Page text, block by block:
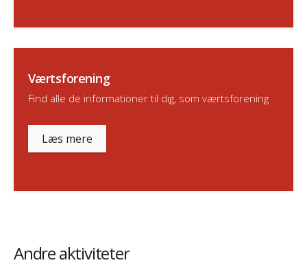
Værtsforening
Find alle de informationer til dig, som værtsforening
Læs mere
Andre aktiviteter